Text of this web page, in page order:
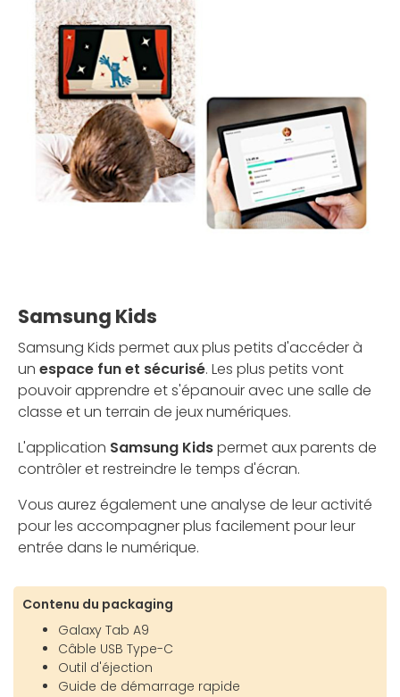
Samsung Kids
Samsung Kids permet aux plus petits d'accéder à
un espace fun et sécurisé. Les plus petits vont
pouvoir apprendre et s'épanouir avec une salle de
classe et un terrain de jeux numériques.
L'application Samsung Kidspermet aux parents de
contrôler et restreindre le temps d'écran.
Vous aurez également une analyse de leur activité
pour les accompagner plus facilement pour leur
entrée dans le numérique.
Contenu du packaging
Galaxy Tab A9
Câble USB Type-C
Outil d'éjection
Guide de démarrage rapide